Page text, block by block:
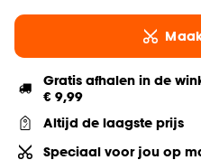
Gratis afhalen in de
€ 9,99
Altijd de laagste prijs
Speciaal voor jou op